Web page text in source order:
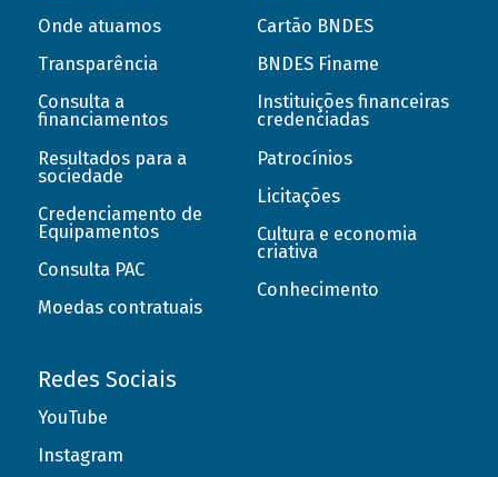
Onde atuamos
Transparência
Consulta a
financiamentos
Resultados para a
sociedade
Credenciamento de
Equipamentos
Consulta PAC
Moedas contratuais
Cartão BNDES
BNDES Finame
Instituições financeiras
credenciadas
Patrocínios
Licitações
Cultura e economia
criativa
Conhecimento
Redes Sociais
YouTube
Instagram